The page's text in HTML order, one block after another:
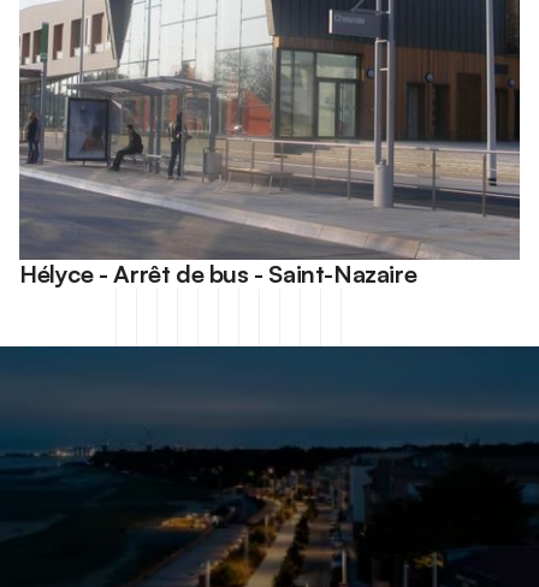
Hélyce - Arrêt de bus - Saint-Nazaire